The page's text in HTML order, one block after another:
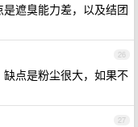
遮臭能力差，以及结团
26
点是粉尘很大，如果不
27